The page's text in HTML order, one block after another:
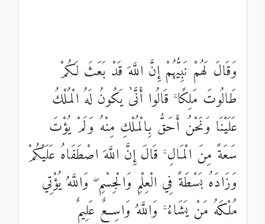
وَقَالَ لَهُمْ نَبِيُّهُمْ إِنَّ اللَّهَ قَدْ بَعَثَ لَكُمْ
طَالُوتَ مَلِكًا ۚ قَالُوا أَنَّىٰ يَكُونُ لَهُ الْمُلْكُ
عَلَيْنَا وَنَحْنُ أَحَقُّ بِالْمُلْكِ مِنْهُ وَلَمْ يُؤْتَ
سَعَةً مِنَ الْمَالِ ۚ قَالَ إِنَّ اللَّهَ اصْطَفَاهُ عَلَيْكُمْ
وَزَادَهُ بَسْطَةً فِي الْعِلْمِ وَالْجِسْمِ ۖ وَاللَّهُ يُؤْتِي
مُلْكَهُ مَنْ يَشَاءُ ۚ وَاللَّهُ وَاسِعٌ عَلِيمٌ